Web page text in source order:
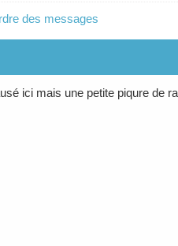
des messages
ici mais une petite piqure de